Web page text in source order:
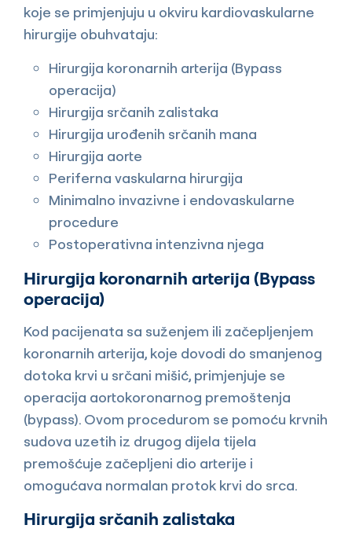
koje se primjenjuju u okviru kardiovaskularne
hirurgije obuhvataju:
Hirurgija koronarnih arterija (Bypass
operacija)
Hirurgija srčanih zalistaka
Hirurgija urođenih srčanih mana
Hirurgija aorte
Periferna vaskularna hirurgija
Minimalno invazivne i endovaskularne
procedure
Postoperativna intenzivna njega
Hirurgija koronarnih arterija (Bypass
operacija)
Kod pacijenata sa suženjem ili začepljenjem
koronarnih arterija, koje dovodi do smanjenog
dotoka krvi u srčani mišić, primjenjuje se
operacija aortokoronarnog premoštenja
(bypass). Ovom procedurom se pomoću krvnih
sudova uzetih iz drugog dijela tijela
premošćuje začepljeni dio arterije i
omogućava normalan protok krvi do srca.
Hirurgija srčanih zalistaka